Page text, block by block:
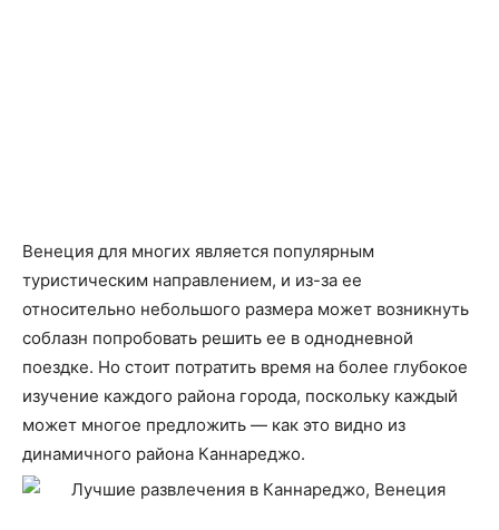
Венеция для многих является популярным
туристическим направлением, и из-за ее
относительно небольшого размера может возникнуть
соблазн попробовать решить ее в однодневной
поездке. Но стоит потратить время на более глубокое
изучение каждого района города, поскольку каждый
может многое предложить — как это видно из
динамичного района Каннареджо.